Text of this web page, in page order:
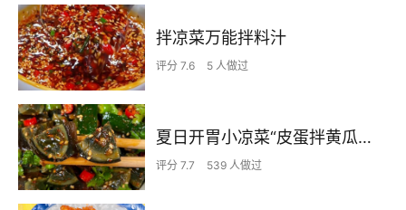
拌凉菜万能拌料汁
评分 7.6 5 人做过
夏日开胃小凉菜“皮蛋拌黄瓜🥒”开胃减脂
评分 7.7 539 人做过